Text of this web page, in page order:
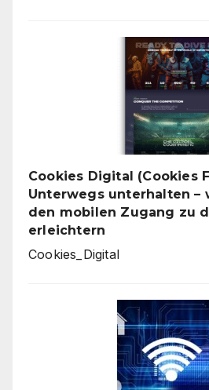
Cookies Digital (Cookies
Unterwegs unterhalten –
den mobilen Zugang zu
erleichtern
Cookies_Digital